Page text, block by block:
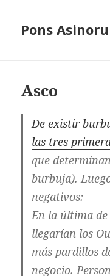
Pons
Asco
De existir
las tres
que
burbuja).
negativos:
En la última de
llegarían los
más pardillos
negocio.